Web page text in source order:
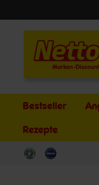
Bestseller
Rezepte